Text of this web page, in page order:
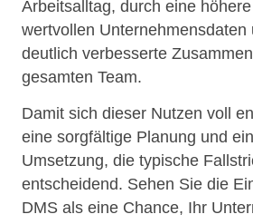
Arbeitsalltag, durch eine
wertvollen Unternehmensdaten
deutlich verbesserte
gesamten Team.
Damit sich dieser Nutzen voll
eine sorgfältige Planung und
Umsetzung, die typische
entscheidend. Sehen Sie die
DMS als eine Chance, Ihr